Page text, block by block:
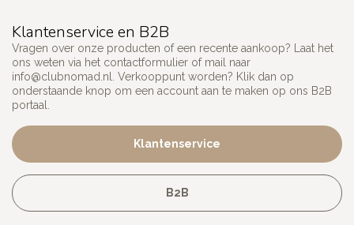
Klantenservice en B2B
Vragen over onze producten of een recente aankoop? Laat het
ons weten via het contactformulier of mail naar
info@clubnomad.nl
. Verkooppunt worden? Klik dan op
onderstaande knop om een account aan te maken op ons B2B
portaal.
Klantenservice
B2B